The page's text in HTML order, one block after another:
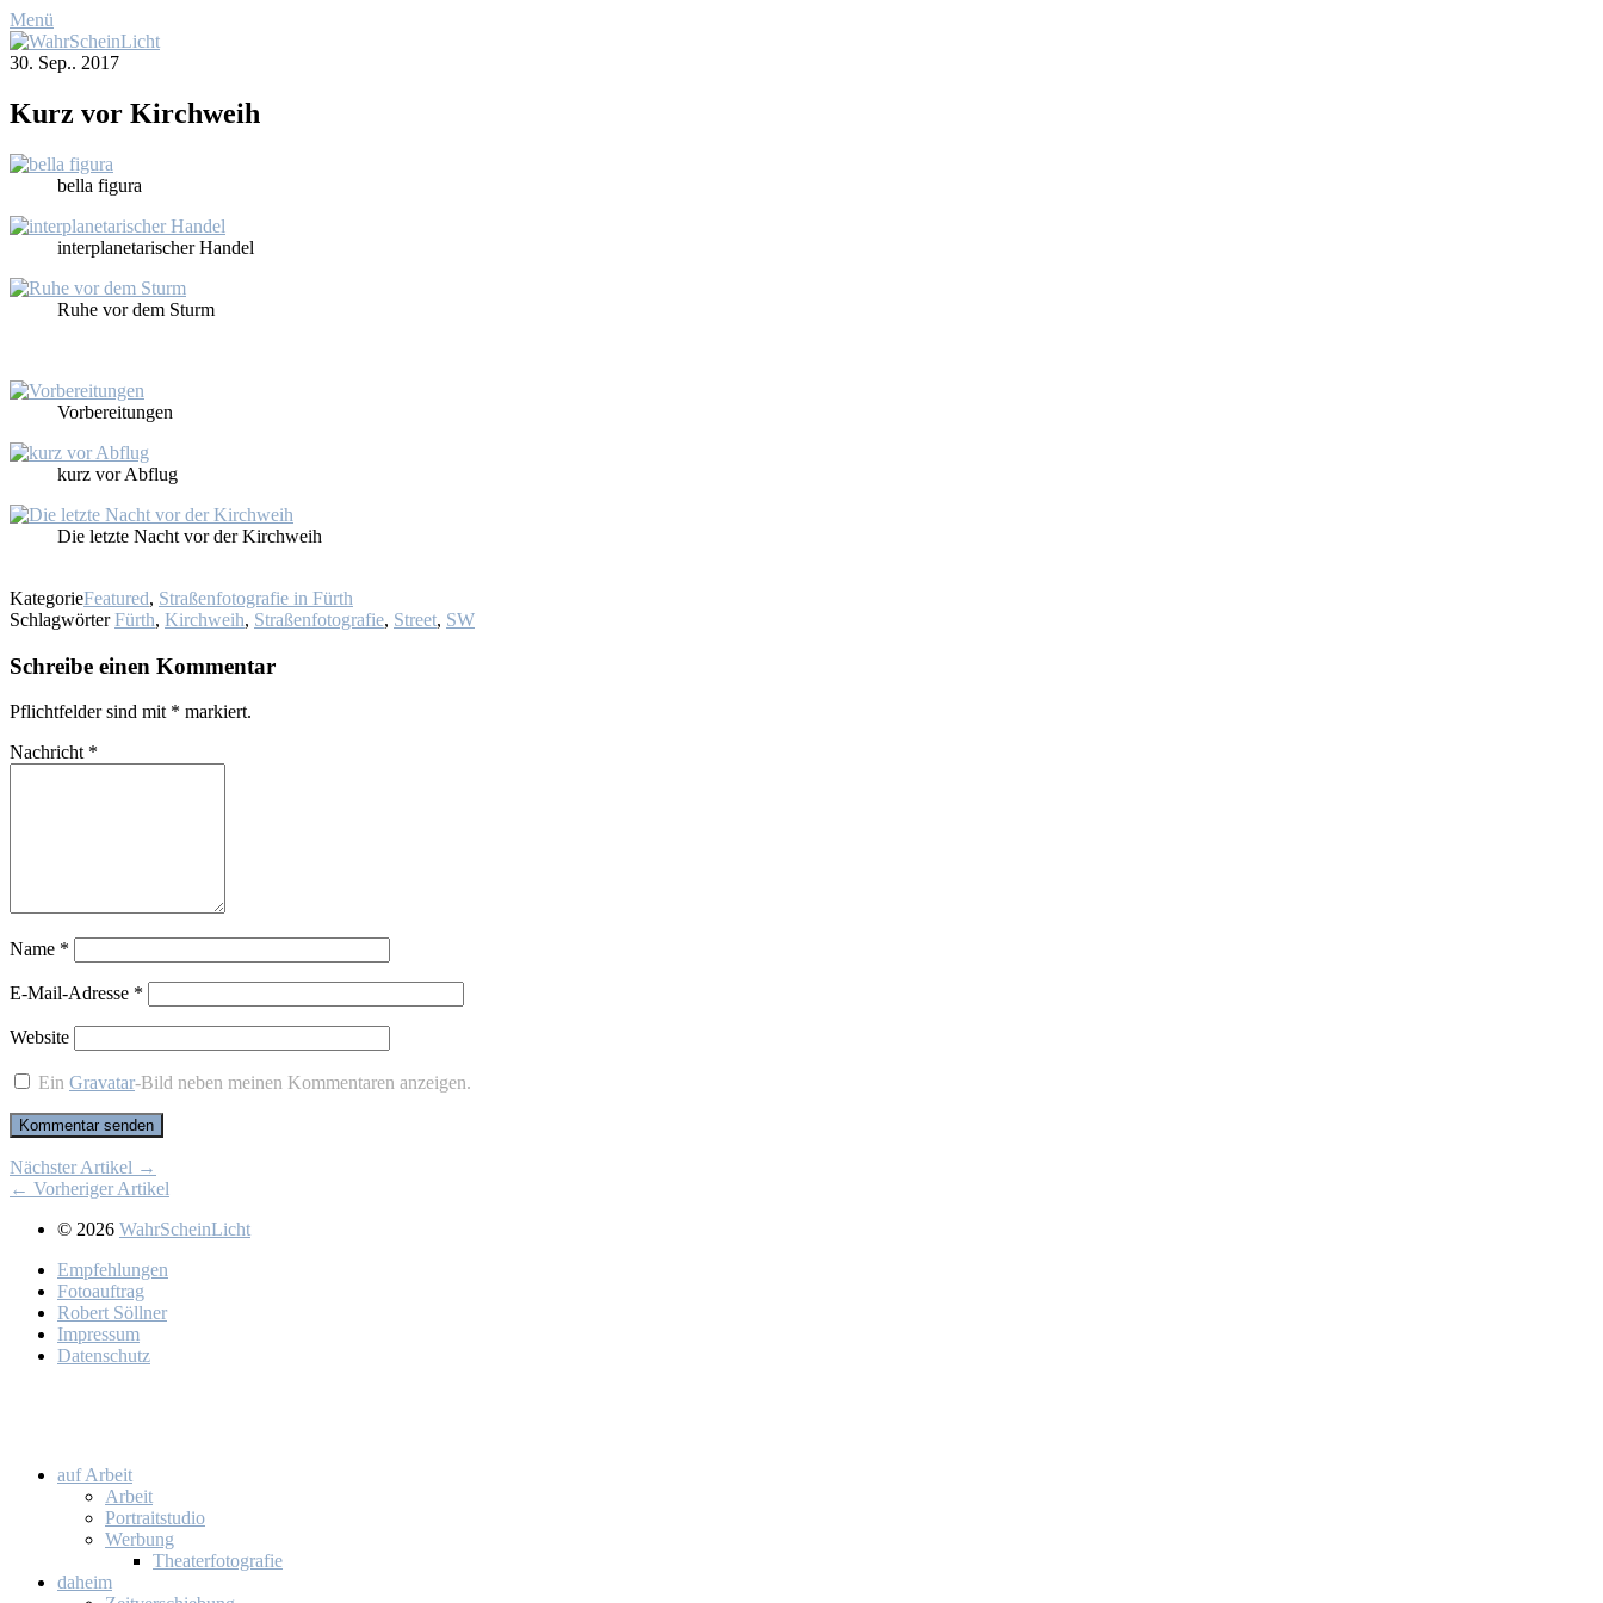
Menü
30. Sep.. 2017
Kurz vor Kirch­weih
bel­la fi­gu­ra
in­ter­pla­ne­ta­ri­scher Han­del
Ru­he vor dem Sturm
Vor­be­rei­tun­gen
kurz vor Ab­flug
Die letz­te Nacht vor der Kirch­weih
KategorieFeatured, Straßenfotografie in Fürth
Schlagwörter Fürth, Kirchweih, Straßenfotografie, Street, SW
Schreibe einen Kommentar
Pflichtfelder sind mit * markiert.
Nachricht *
Name *
E-Mail-Adresse *
Website
EinGravatar-Bild neben meinen Kommentaren anzeigen.
Nächster Artikel →
← Vorheriger Artikel
© 2026 WahrScheinLicht
Emp­feh­lun­gen
Fo­to­auf­trag
Ro­bert Söll­ner
Im­pres­sum
Da­ten­schutz
auf Ar­beit
Ar­beit
Por­trait­stu­dio
Wer­bung
Thea­ter­fo­to­gra­fie
da­heim